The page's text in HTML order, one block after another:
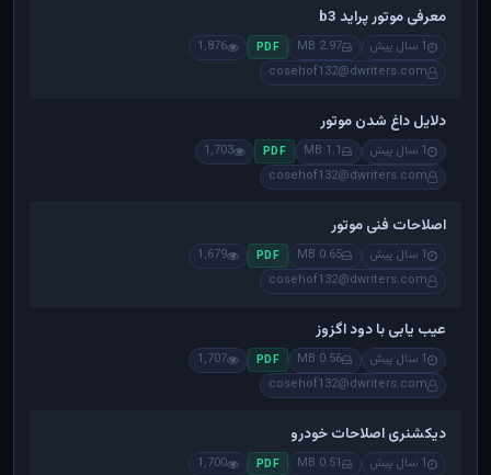
معرفی موتور پراید b3
1 سال پیش 2.97 MB
PDF
1,876
cosehof132@dwriters.com
دلایل داغ شدن موتور
1 سال پیش 1.1 MB
PDF
1,703
cosehof132@dwriters.com
اصلاحات فنی موتور
1 سال پیش 0.65 MB
PDF
1,679
cosehof132@dwriters.com
عیب یابی با دود اگزوز
1 سال پیش 0.56 MB
PDF
1,707
cosehof132@dwriters.com
دیکشنری اصلاحات خودرو
1 سال پیش 0.51 MB
PDF
1,700